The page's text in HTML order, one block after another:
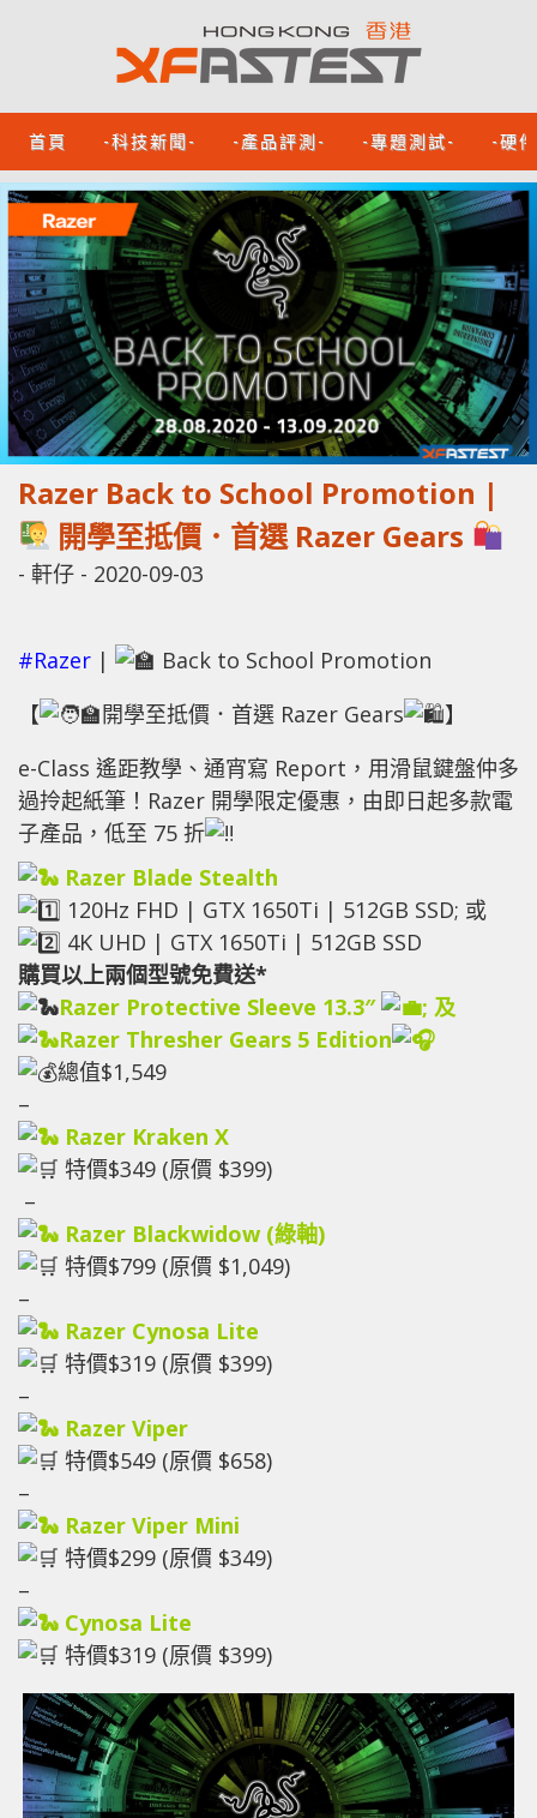
首頁 -科技新聞- -產品評測- -專題測試- -硬
Razer Back to School Promotion |
開學至抵價．首選 Razer Gears
- 軒仔 - 2020-09-03
#Razer |
Back to School Promotion
【
開學至抵價．首選 Razer Gears
】
e-Class 遙距教學、通宵寫 Report，用滑鼠鍵盤仲多
過拎起紙筆！Razer 開學限定優惠，由即日起多款電
子產品，低至 75 折
Razer Blade Stealth
120Hz FHD | GTX 1650Ti | 512GB SSD; 或
4K UHD | GTX 1650Ti | 512GB SSD
購買以上兩個型號免費送*
Razer Protective Sleeve 13.3″
; 及
Razer Thresher Gears 5 Edition
總值$1,549
–
Razer Kraken X
特價$349 (原價 $399)
–
Razer Blackwidow (綠軸)
特價$799 (原價 $1,049)
–
Razer Cynosa Lite
特價$319 (原價 $399)
–
Razer Viper
特價$549 (原價 $658)
–
Razer Viper Mini
特價$299 (原價 $349)
–
Cynosa Lite
特價$319 (原價 $399)